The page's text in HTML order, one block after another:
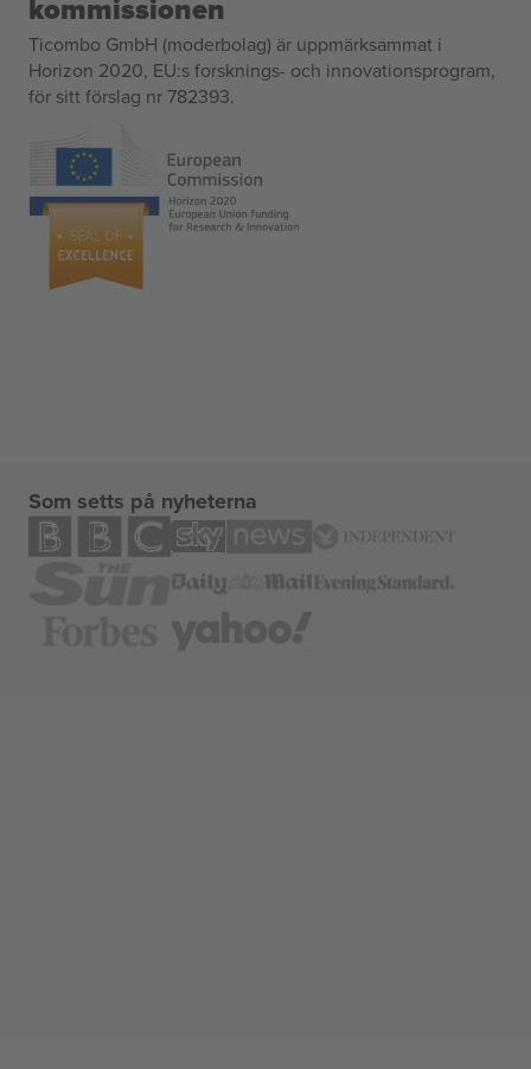
kommissionen
Ticombo GmbH (moderbolag) är uppmärksammat i
Horizon 2020, EU:s forsknings- och innovationsprogram,
för sitt förslag nr 782393.
Som setts på nyheterna